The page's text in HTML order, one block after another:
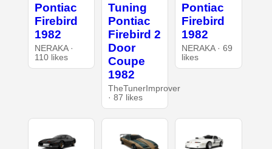
Pontiac
Firebird
1982
NERAKA ·
110 likes
Tuning
Pontiac
Firebird 2
Door
Coupe
1982
TheTunerImprover
· 87 likes
Pontiac
Firebird
1982
NERAKA · 69
likes